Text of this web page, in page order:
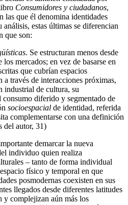
Consumidores y ciudadanos,
las que él denomina identidades
estas últimas se diferencian
que son:
. Se estructuran menos desde
mercados; en vez de basarse en
que cubrían espacios
a través de interacciones próximas,
industrial de cultura, su
diferido y segmentado de
socioespacial de identidad, referida
complementarse con una definición
del autor, 31)
demarcar la nueva
individuo quien realiza
– tanto de forma individual
físico y temporal en que
posmodernas coexisten en sus
llegados desde diferentes latitudes
y complejizan aún más los